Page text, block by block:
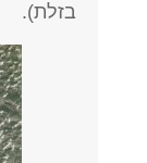
בזלת).